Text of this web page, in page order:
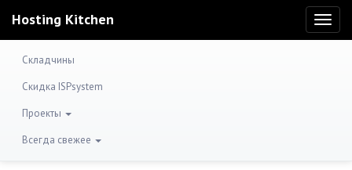
Hosting Kitchen
Складчины
Скидка ISPsystem
Проекты
Всегда свежее